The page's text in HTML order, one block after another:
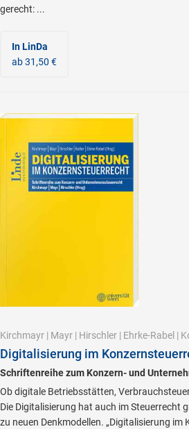
gerecht: ...
In LinDa
ab 31,50 €
Kirchmayr | Mayr | Hirschler | Ehrke-Rabel |
Digitalisierung im
Schriftenreihe zum Konzern- und
Ob digitale Betriebsstätten,
Die Digitalisierung hat auch im Steuerrecht
zu neuen Denkmodellen. „Digitalisierung im